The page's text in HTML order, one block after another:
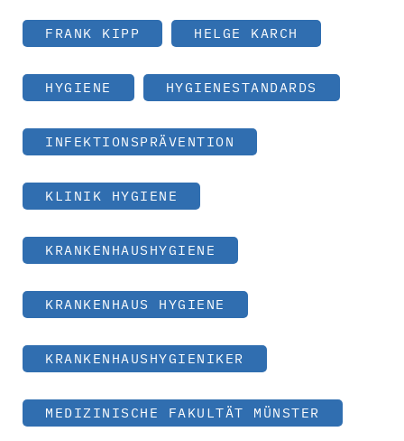
FRANK KIPP HELGE KARCH
HYGIENE HYGIENESTANDARDS
INFEKTIONSPRÄVENTION
KLINIK HYGIENE
KRANKENHAUSHYGIENE
KRANKENHAUS HYGIENE
KRANKENHAUSHYGIENIKER
MEDIZINISCHE FAKULTÄT MÜNSTER